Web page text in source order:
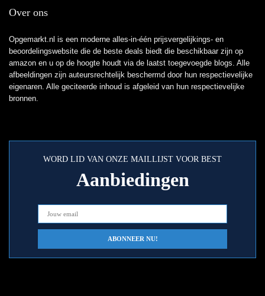
Over ons
Opgemarkt.nl is een moderne alles-in-één prijsvergelijkings- en
beoordelingswebsite die de beste deals biedt die beschikbaar zijn op
amazon en u op de hoogte houdt via de laatst toegevoegde blogs. Alle
afbeeldingen zijn auteursrechtelijk beschermd door hun respectievelijke
eigenaren. Alle geciteerde inhoud is afgeleid van hun respectievelijke
bronnen.
WORD LID VAN ONZE MAILLIJST VOOR BEST
Aanbiedingen